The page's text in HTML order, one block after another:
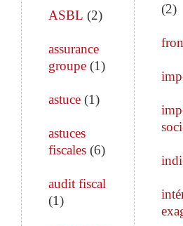
ASBL (2)
assurance
groupe (1)
astuce (1)
astuces
fiscales (6)
audit fiscal
(1)
(2)